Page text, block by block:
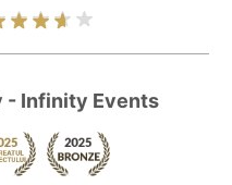
- Infinity Events